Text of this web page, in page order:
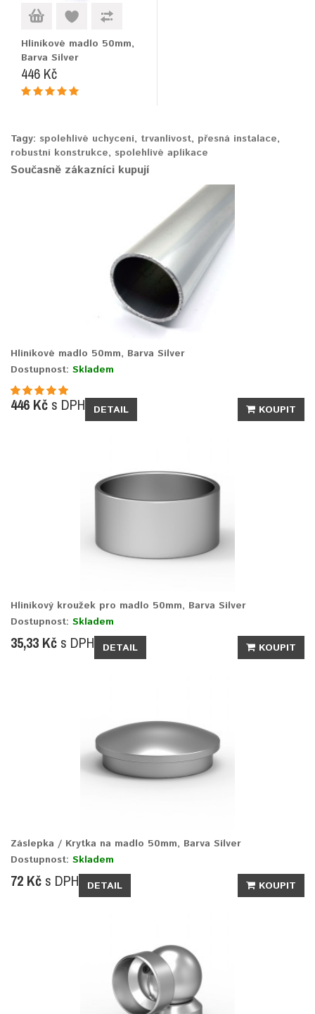
Hliníkové madlo 50mm,
Barva Silver
446 Kč
Tagy: spolehlivé uchycení, trvanlivost, přesná instalace,
robustní konstrukce, spolehlivé aplikace
Současně zákazníci kupují
Hliníkové madlo 50mm, Barva Silver
Dostupnost: Skladem
446 Kč s DPH DETAIL KOUPIT
Hliníkový kroužek pro madlo 50mm, Barva Silver
Dostupnost: Skladem
35,33 Kč s DPH DETAIL KOUPIT
Záslepka / Krytka na madlo 50mm, Barva Silver
Dostupnost: Skladem
72 Kč s DPH DETAIL KOUPIT